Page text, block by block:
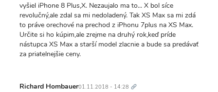
vyšiel iPhone 8 Plus,X. Nezaujalo ma to... X bol síce
revolučný,ale zdal sa mi nedoladený. Tak XS Max sa mi zdá
to práve orechové na prechod z iPhonu 7plus na XS Max.
Určite si ho kúpim,ale zrejme na druhý rok,keď príde
nástupca XS Max a starší model zlacnie a bude sa predávať
za priatelnejšie ceny.
Richard Hombauer01.11.2018 - 14:28 odkaz